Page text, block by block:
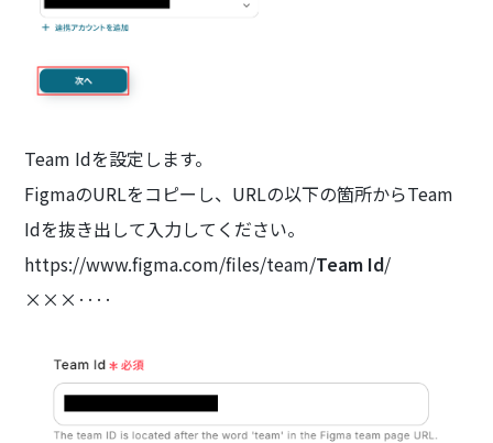
Team Idを設定します。
FigmaのURLをコピーし、URLの以下の箇所からTeam
Idを抜き出して入力してください。
https://www.figma.com/files/team/Team Id/
×××‥‥